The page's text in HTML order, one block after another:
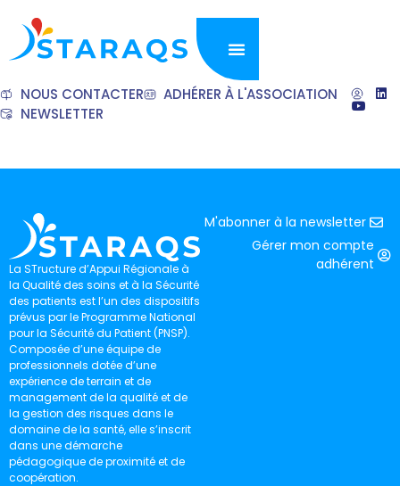
NOUS CONTACTER
ADHÉRER À L'ASSOCIATION
NEWSLETTER
La STructure d’Appui Régionale à
la Qualité des soins et à la Sécurité
des patients est l’un des dispositifs
prévus par le Programme National
pour la Sécurité du Patient (PNSP).
Composée d’une équipe de
professionnels dotée d’une
expérience de terrain et de
management de la qualité et de
la gestion des risques dans le
domaine de la santé, elle s’inscrit
dans une démarche
pédagogique de proximité et de
coopération.
M'abonner à la newsletter
Gérer mon compte
adhérent